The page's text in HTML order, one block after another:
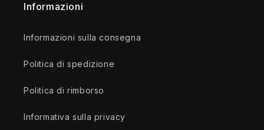
Informazioni
Informazioni sulla consegna
Politica di spedizione
Politica di rimborso
Informativa sulla privacy